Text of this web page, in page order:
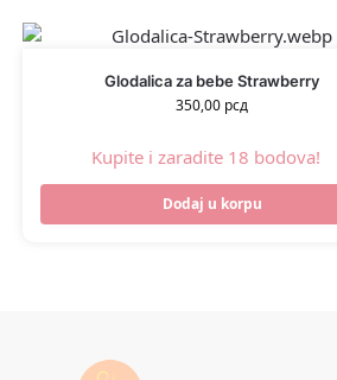
Glodalica za bebe Strawberry
350,00 рсд
Kupite i zaradite 18 bodova!
Dodaj u korpu